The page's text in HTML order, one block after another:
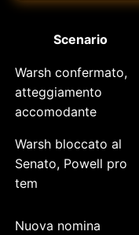
Scenario
Warsh confermato,
atteggiamento
accomodante
Warsh bloccato al
Senato, Powell pro
tem
Nuova nomina